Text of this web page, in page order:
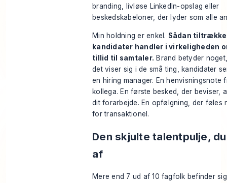
branding, livløse LinkedIn-opslag eller
beskedskabeloner, der lyder som alle
Min holdning er enkel. Sådan
kandidater handler i virkeligheden
tillid til samtaler. Brand betyder
det viser sig i de små ting, kandidater
en hiring manager. En henvisningsnote
kollega. En første besked, der beviser,
dit forarbejde. En opfølgning, der føles
for transaktionel.
Den skjulte talentpulje,
af
Mere end 7 ud af 10 fagfolk befinder